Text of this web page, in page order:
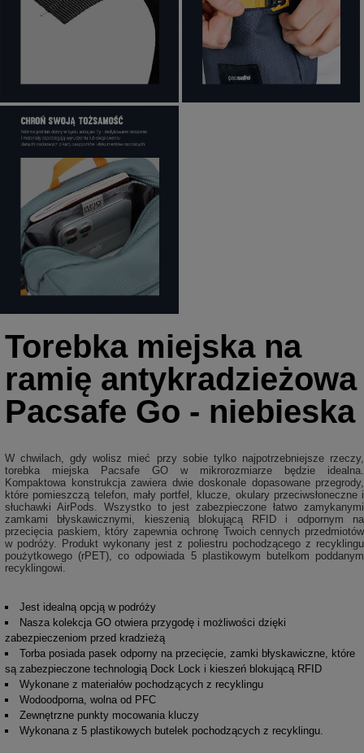
Torebka miejska na
ramię antykradzieżowa
Pacsafe Go - niebieska
W chwilach, gdy wolisz mieć przy sobie tylko najpotrzebniejsze rzeczy,
torebka miejska Pacsafe GO w mikrorozmiarze będzie idealna.
Kompaktowa konstrukcja zawiera dwie doskonale dopasowane przegrody,
które pomieszczą telefon, mały portfel, klucze, okulary przeciwsłoneczne i
słuchawki AirPods. Wszystko to jest zabezpieczone łatwo zamykanymi
zamkami błyskawicznymi, kieszenią blokującą RFID i odpornym na
przecięcia paskiem, który zapewnia ochronę Twoich cennych przedmiotów
w podróży. Produkt wykonany jest z poliestru pochodzącego z recyklingu
poużytkowego (rPET), co odpowiada 5 plastikowym butelkom poddanym
recyklingowi.
Jest idealną opcją w podróży
Nasza kolekcja GO otwiera przygodę i możliwości dzięki
zabezpieczeniom przed kradzieżą
Torba posiada pasek odporny na przecięcie, zamki błyskawiczne, które
są zabezpieczone technologią Dock Lock i kieszeń blokującą RFID
Wykonane z materiałów pochodzących z recyklingu
Wodoodporna, wolna od PFC
Zewnętrzne punkty mocowania kluczy
Wykonana z 5 plastikowych butelek pochodzących z recyklingu.